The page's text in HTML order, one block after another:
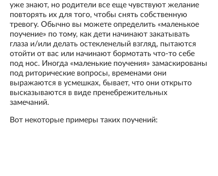
уже знают, но родители все еще чувствуют желание
повторять их для того, чтобы снять собственную
тревогу. Обычно вы можете определить «маленькое
поучение» по тому, как дети начинают закатывать
глаза и/или делать остекленелый взгляд, пытаются
отойти от вас или начинают бормотать что-то себе
под нос. Иногда «маленькие поучения» замаскированы
под риторические вопросы, временами они
выражаются в усмешках, бывает, что они открыто
высказываются в виде пренебрежительных
замечаний.
Вот некоторые примеры таких поучений: